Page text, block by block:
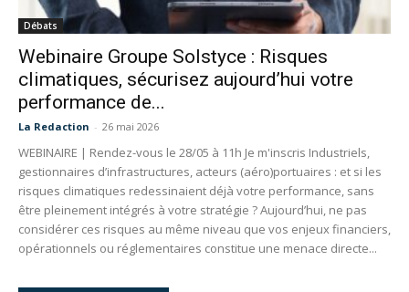
Débats
Webinaire Groupe Solstyce : Risques
climatiques, sécurisez aujourd’hui votre
performance de...
La Redaction - 26 mai 2026
WEBINAIRE | Rendez-vous le 28/05 à 11h Je m'inscris Industriels,
gestionnaires d’infrastructures, acteurs (aéro)portuaires : et si les
risques climatiques redessinaient déjà votre performance, sans
être pleinement intégrés à votre stratégie ? Aujourd’hui, ne pas
considérer ces risques au même niveau que vos enjeux financiers,
opérationnels ou réglementaires constitue une menace directe...